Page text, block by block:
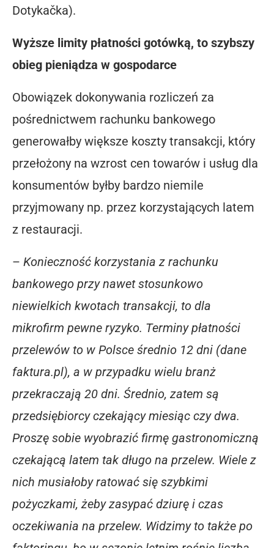
Dotykačka).
Wyższe limity płatności gotówką, to szybszy
obieg pieniądza w gospodarce
Obowiązek dokonywania rozliczeń za
pośrednictwem rachunku bankowego
generowałby większe koszty transakcji, który
przełożony na wzrost cen towarów i usług dla
konsumentów byłby bardzo niemile
przyjmowany np. przez korzystających latem
z restauracji.
– Konieczność korzystania z rachunku
bankowego przy nawet stosunkowo
niewielkich kwotach transakcji, to dla
mikrofirm pewne ryzyko. Terminy płatności
przelewów to w Polsce średnio 12 dni (dane
faktura.pl), a w przypadku wielu branż
przekraczają 20 dni. Średnio, zatem są
przedsiębiorcy czekający miesiąc czy dwa.
Proszę sobie wyobrazić firmę gastronomiczną
czekającą latem tak długo na przelew. Wiele z
nich musiałoby ratować się szybkimi
pożyczkami, żeby zasypać dziurę i czas
oczekiwania na przelew. Widzimy to także po